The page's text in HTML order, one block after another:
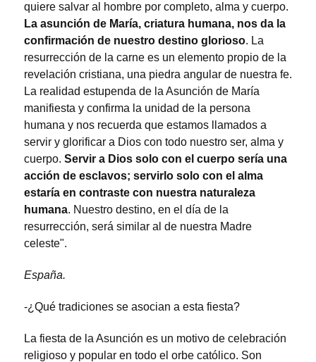
quiere salvar al hombre por completo, alma y cuerpo.
La asunción de María, criatura humana, nos da la
confirmación de nuestro destino glorioso. La
resurrección de la carne es un elemento propio de la
revelación cristiana, una piedra angular de nuestra fe.
La realidad estupenda de la Asunción de María
manifiesta y confirma la unidad de la persona
humana y nos recuerda que estamos llamados a
servir y glorificar a Dios con todo nuestro ser, alma y
cuerpo. Servir a Dios solo con el cuerpo sería una
acción de esclavos; servirlo solo con el alma
estaría en contraste con nuestra naturaleza
humana. Nuestro destino, en el día de la
resurrección, será similar al de nuestra Madre
celeste".
España.
-¿Qué tradiciones se asocian a esta fiesta?
La fiesta de la Asunción es un motivo de celebración
religioso y popular en todo el orbe católico. Son